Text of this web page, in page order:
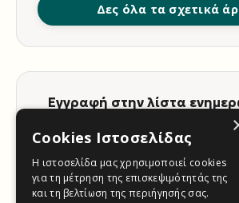
Δες όλα τα σχετικά
Εγγραφή στην λίστα
Εγγραφή
Cookies Ιστοσελίδας
Η ιστοσελίδα μας χρησιμοποιεί cookies
για τη μέτρηση της επισκεψιμότητάς της
και τη βελτίωση της περιήγησής σας.